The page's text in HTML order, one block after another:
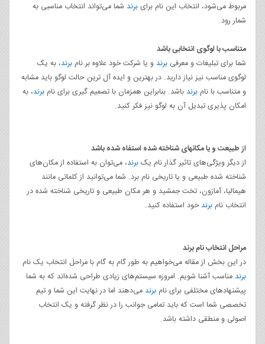
مربوط می‌شود، انتخاب این نام برایبرند شما می‌تواند انتخاب مناسبی به
شمار رود.
متناسب با لوگوی انتخابی باشد
شما برای تبلیغات و معرفی برند و یا شرکت خود علاوه بر نام برند، به یک
لوگوی مناسب نیز نیاز دارید. در بهترین و ایده آل ترین حالت لوگو باید مشابه
و متناسب با نام برند باشد. بنابراین همزمان با تصمیم گیری برای نام برند، به
امکان پذیری تبدیل آن به لوگو نیز فکر کنید.
از طبیعت و یا مکانهای شناخته شده استفاه شده باشد
از دیگر ویژگی‌های تاثیر گذار نام یکبرند، می‌توان به استفاده از مکان‌های
شناخته شده طبیعی و یا تاریخی نام برد. شما می‌توانید از کلماتی مانند
هیمالیا، آمازون، تخت جمشید و هر مکان طبیعی و تاریخی شناخته شده در
انتخاب نام برندخود استفاده کنید.
مراحل انتخاب نام برند
در این بخش از مقاله می‌خواهیم به طور گام به گام با مراحل انتخاب یک نام
برند مناسب آشنا شویم. امروزه سیستم‌های زیادی طراحی شده‌اند که به شما
پیشنهادهای مختلفی برای نام برند می‌دهند اما در نهایت این شما و تیم
تخصصی شما است که باید تمامی جوانب را در نظر گرفته و یک انتخاب
اصولی و منطقی داشته باشد.